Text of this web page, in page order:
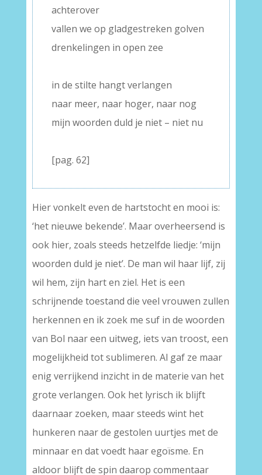
achterover
vallen we op gladgestreken golven
drenkelingen in open zee
in de stilte hangt verlangen
naar meer, naar hoger, naar nog
mijn woorden duld je niet – niet nu
[pag. 62]
Hier vonkelt even de hartstocht en mooi is:
‘het nieuwe bekende’. Maar overheersend is
ook hier, zoals steeds hetzelfde liedje: ‘mijn
woorden duld je niet’. De man wil haar lijf, zij
wil hem, zijn hart en ziel. Het is een
schrijnende toestand die veel vrouwen zullen
herkennen en ik zoek me suf in de woorden
van Bol naar een uitweg, iets van troost, een
mogelijkheid tot sublimeren. Al gaf ze maar
enig verrijkend inzicht in de materie van het
grote verlangen. Ook het lyrisch ik blijft
daarnaar zoeken, maar steeds wint het
hunkeren naar de gestolen uurtjes met de
minnaar en dat voedt haar egoïsme. En
aldoor blijft de spin daarop commentaar